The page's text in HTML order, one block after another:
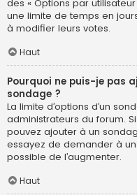
des « Options par
une limite de temps en
à modifier leurs votes.
Haut
Pourquoi ne puis-je pas
sondage ?
La limite d’options d’un
administrateurs du forum.
pouvez ajouter à un
essayez de demander à
possible de l’augmenter.
Haut